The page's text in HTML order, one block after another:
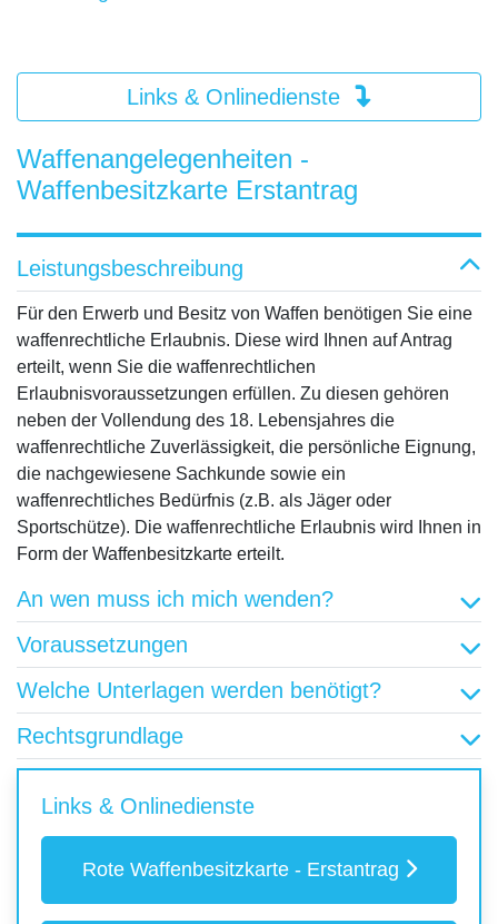
Links & Onlinedienste
Waffenangelegenheiten -
Waffenbesitzkarte Erstantrag
Leistungsbeschreibung
Für den Erwerb und Besitz von Waffen benötigen Sie eine
waffenrechtliche Erlaubnis. Diese wird Ihnen auf Antrag
erteilt, wenn Sie die waffenrechtlichen
Erlaubnisvoraussetzungen erfüllen. Zu diesen gehören
neben der Vollendung des 18. Lebensjahres die
waffenrechtliche Zuverlässigkeit, die persönliche Eignung,
die nachgewiesene Sachkunde sowie ein
waffenrechtliches Bedürfnis (z.B. als Jäger oder
Sportschütze). Die waffenrechtliche Erlaubnis wird Ihnen in
Form der Waffenbesitzkarte erteilt.
An wen muss ich mich wenden?
Voraussetzungen
Welche Unterlagen werden benötigt?
Rechtsgrundlage
Links & Onlinedienste
Rote Waffenbesitzkarte - Erstantrag